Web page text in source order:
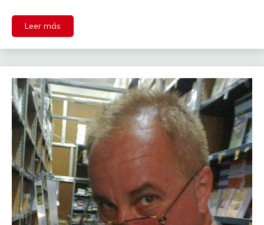
Leer más